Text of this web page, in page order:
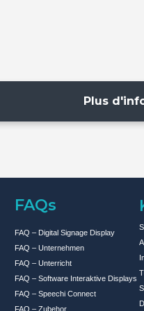
Plus
FAQs
FAQ – Digital Signage Display
FAQ – Unternehmen
FAQ – Unterricht
FAQ – Software Interaktive Displays
FAQ – Speechi Connect
FAQ – Zubehor